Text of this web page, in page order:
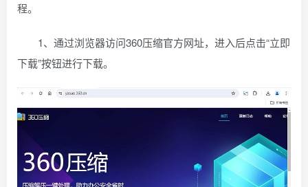
程。
1、通过浏览器访问360压缩官方网址，进入后点击“立即
下载”按钮进行下载。